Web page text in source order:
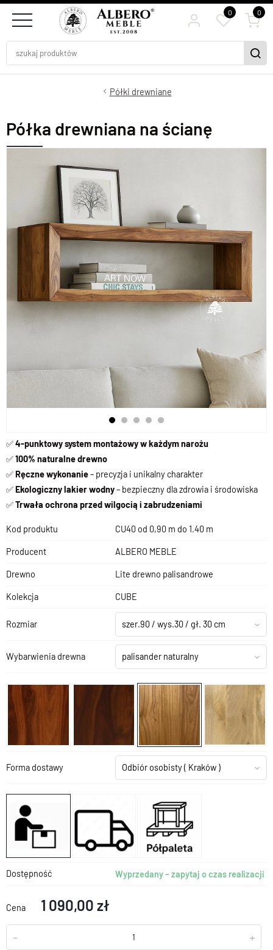
0 0
Półki drewniane
Półka drewniana na ścianę
✅4-punktowy system montażowy w każdym narożu
✅100% naturalne drewno
✅Ręczne wykonanie– precyzja i unikalny charakter
✅Ekologiczny lakier wodny– bezpieczny dla zdrowia i środowiska
✅Trwała ochrona przed wilgocią i zabrudzeniami
Kod produktu CU40 od 0,90 m do 1.40 m
Producent ALBERO MEBLE
Drewno Lite drewno palisandrowe
Kolekcja CUBE
Rozmiar szer.90 / wys.30 / gł. 30 cm
Wybarwienia drewna palisander naturalny
Forma dostawy Odbiór osobisty( Kraków )
Dostępność Wyprzedany – zapytaj o czas realizacji
Cena 1 090,00 zł
- +